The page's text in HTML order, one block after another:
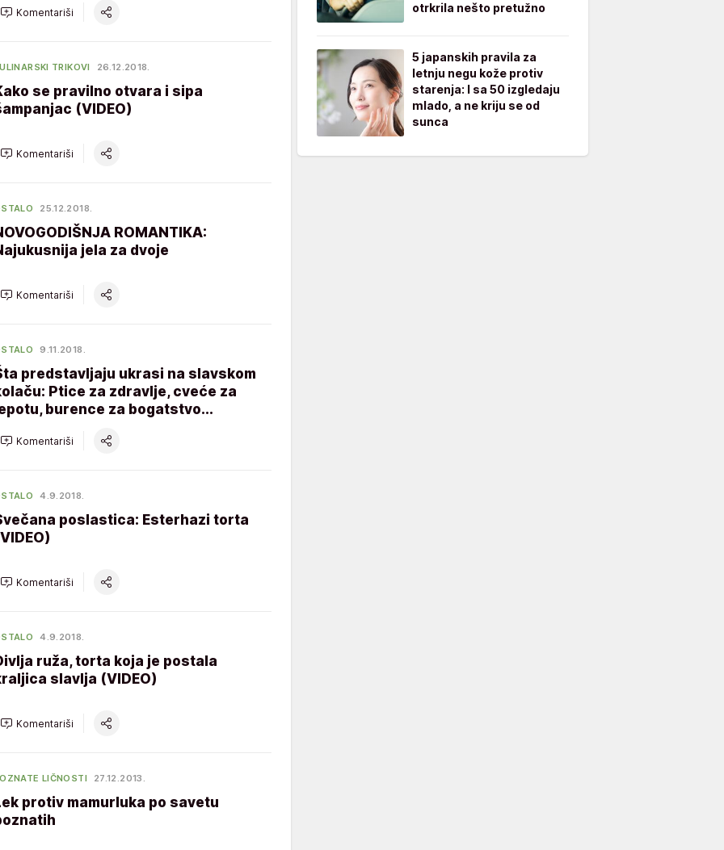
Komentariši
TRIKOVI 26.12.2018.
se pravilno otvara i sipa
(VIDEO)
Komentariši
25.12.2018.
ROMANTIKA:
jela za dvoje
Komentariši
9.11.2018.
predstavljaju ukrasi na slavskom
Ptice za zdravlje, cveće za
burence za bogatstvo...
Komentariši
4.9.2018.
poslastica: Esterhazi torta
Komentariši
4.9.2018.
ruža, torta koja je postala
slavlja (VIDEO)
Komentariši
LIČNOSTI 27.12.2013.
protiv mamurluka po savetu
otrkrila nešto pretužno
5 japanskih pravila za
letnju negu kože protiv
starenja: I sa 50 izgledaju
mlado, a ne kriju se od
sunca